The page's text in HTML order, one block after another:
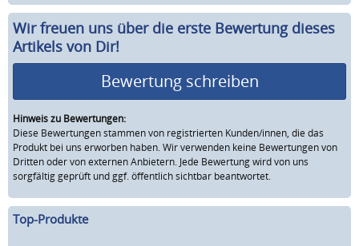
Wir freuen uns über die erste Bewertung dieses
Artikels von Dir!
Bewertung schreiben
Hinweis zu Bewertungen:
Diese Bewertungen stammen von registrierten Kunden/innen, die das
Produkt bei uns erworben haben. Wir verwenden keine Bewertungen von
Dritten oder von externen Anbietern. Jede Bewertung wird von uns
sorgfältig geprüft und ggf. öffentlich sichtbar beantwortet.
Top-Produkte